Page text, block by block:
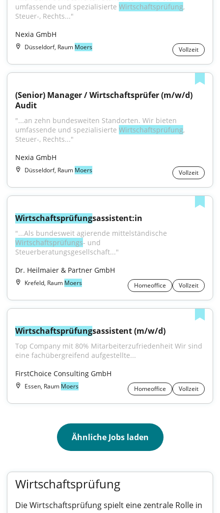
umfassende und spezialisierte Wirtschaftsprüfung,
Steuer-, Rechts..."
Nexia GmbH
Düsseldorf, Raum Moers Vollzeit
(Senior) Manager / Wirtschaftsprüfer (m/w/d)
Audit
"...an zehn bundesweiten Standorten. Wir bieten
umfassende und spezialisierte Wirtschaftsprüfung,
Steuer-, Rechts..."
Nexia GmbH
Düsseldorf, Raum Moers Vollzeit
Wirtschaftsprüfungsassistent:in
Wirtschaftsprüfungs- und
Steuerberatungsgesellschaft..."
Dr. Heilmaier & Partner GmbH
Krefeld, Raum Moers Homeoffice Vollzeit
Wirtschaftsprüfungsassistent (m/w/d)
Top Company mit 80% Mitarbeiterzufriedenheit Wir sind
eine fachübergreifend aufgestellte...
FirstChoice Consulting GmbH
Essen, Raum Moers Homeoffice Vollzeit
Ähnliche Jobs laden
Wirtschaftsprüfung
Die Wirtschaftsprüfung spielt eine zentrale Rolle in